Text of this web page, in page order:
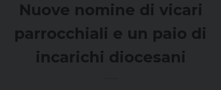
Nuove nomine di vicari
parrocchiali e un paio di
incarichi diocesani